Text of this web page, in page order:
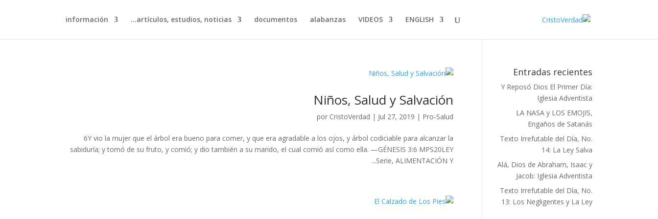
ENGLISH
VIDEOS
alabanzas
documentos
artículos, estudios, noticias…
información
Niños, Salud y Salvación
por CristoVerdad | Jul 27, 2019 | Pro-Salud
6Y vio la mujer que el árbol era bueno para comer, y que era agradable a los ojos, y árbol codiciable para alcanzar la
sabiduría; y tomó de su fruto, y comió; y dio también a su marido, el cual comió así como ella. —GÉNESIS 3:6 MPS20LEY
Serie, ALIMENTACIÓN Y...
Entradas recientes
Y Reposó Dios El Primer Día:
Iglesia Adventista
LA NASA y LOS EMOJIS,
Engaños de Satanás
Texto Irrefutable del Día, No.
14: La Ley Salva
Alá, Dios de Abraham, Isaac y
Jacob: Iglesia Adventista
Texto Irrefutable del Día, No.
13: Los Negligentes y La Ley